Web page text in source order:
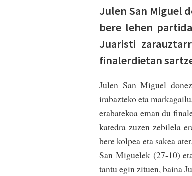
Julen San Miguel
bere lehen
Juaristi
finalerdietan
Julen San Miguel
irabazteko eta
erabatekoa eman du
katedra zuzen zebilela
bere kolpea eta sakea
San Miguelek (27-10)
tantu egin zituen, baina